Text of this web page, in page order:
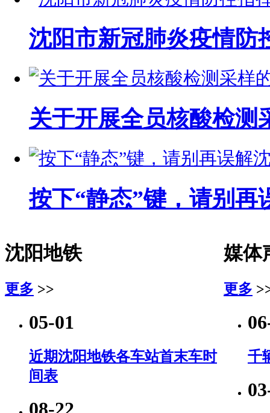
沈阳市新冠肺炎疫情防
关于开展全员核酸检测
按下“静态”键，请别再
沈阳地铁
更多 >>
05-01
近期沈阳地铁各车站首末车时
间表
媒体
更多
千